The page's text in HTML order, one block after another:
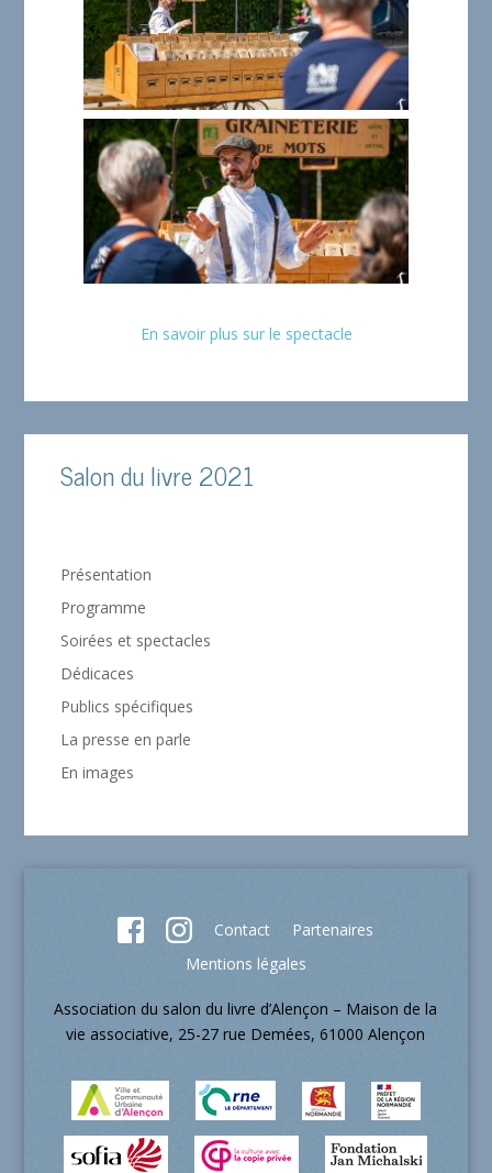
En savoir plus sur le spectacle
Salon du livre 2021
Présentation
Programme
Soirées et spectacles
Dédicaces
Publics spécifiques
La presse en parle
En images
Contact
Partenaires
Mentions légales
Association du salon du livre d’Alençon – Maison de la
vie associative, 25-27 rue Demées, 61000 Alençon